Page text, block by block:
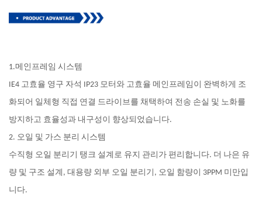
1.메인프레임 시스템
IE4 고효율 영구 자석 IP23 모터와 고효율 메인프레임이 완벽하게 조
화되어 일체형 직접 연결 드라이브를 채택하여 전송 손실 및 노화를
방지하고 효율성과 내구성이 향상되었습니다.
2. 오일 및 가스 분리 시스템
수직형 오일 분리기 탱크 설계로 유지 관리가 편리합니다. 더 나은 유
량 및 구조 설계, 대용량 외부 오일 분리기, 오일 함량이 3PPM 미만입
니다.